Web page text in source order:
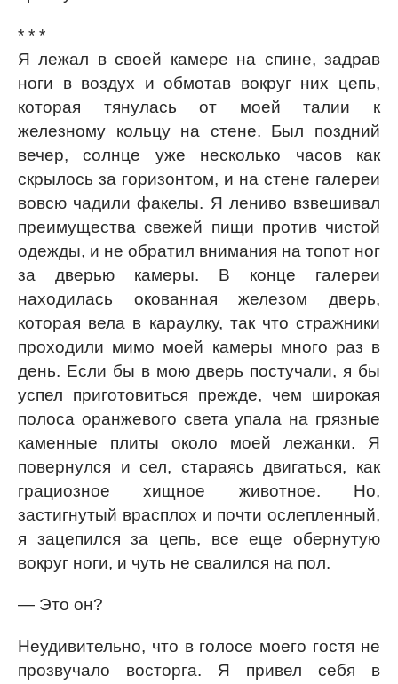
* * *
Я лежал в своей камере на спине, задрав
ноги в воздух и обмотав вокруг них цепь,
которая тянулась от моей талии к
железному кольцу на стене. Был поздний
вечер, солнце уже несколько часов как
скрылось за горизонтом, и на стене галереи
вовсю чадили факелы. Я лениво взвешивал
преимущества свежей пищи против чистой
одежды, и не обратил внимания на топот ног
за дверью камеры. В конце галереи
находилась окованная железом дверь,
которая вела в караулку, так что стражники
проходили мимо моей камеры много раз в
день. Если бы в мою дверь постучали, я бы
успел приготовиться прежде, чем широкая
полоса оранжевого света упала на грязные
каменные плиты около моей лежанки. Я
повернулся и сел, стараясь двигаться, как
грациозное хищное животное. Но,
застигнутый врасплох и почти ослепленный,
я зацепился за цепь, все еще обернутую
вокруг ноги, и чуть не свалился на пол.
— Это он?
Неудивительно, что в голосе моего гостя не
прозвучало восторга. Я привел себя в